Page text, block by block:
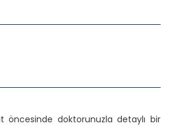
öncesinde doktorunuzla detaylı bir